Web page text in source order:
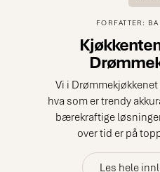
FORFATTER:
Vi i
hva som er trendy
bærekraftige
over tid er på
Les hele